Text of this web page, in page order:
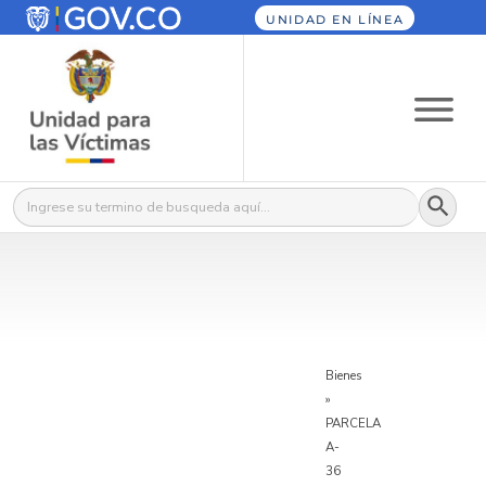
UNIDAD EN LÍNEA
Buscar: Botón
Bienes
»
PARCELA
A-
36